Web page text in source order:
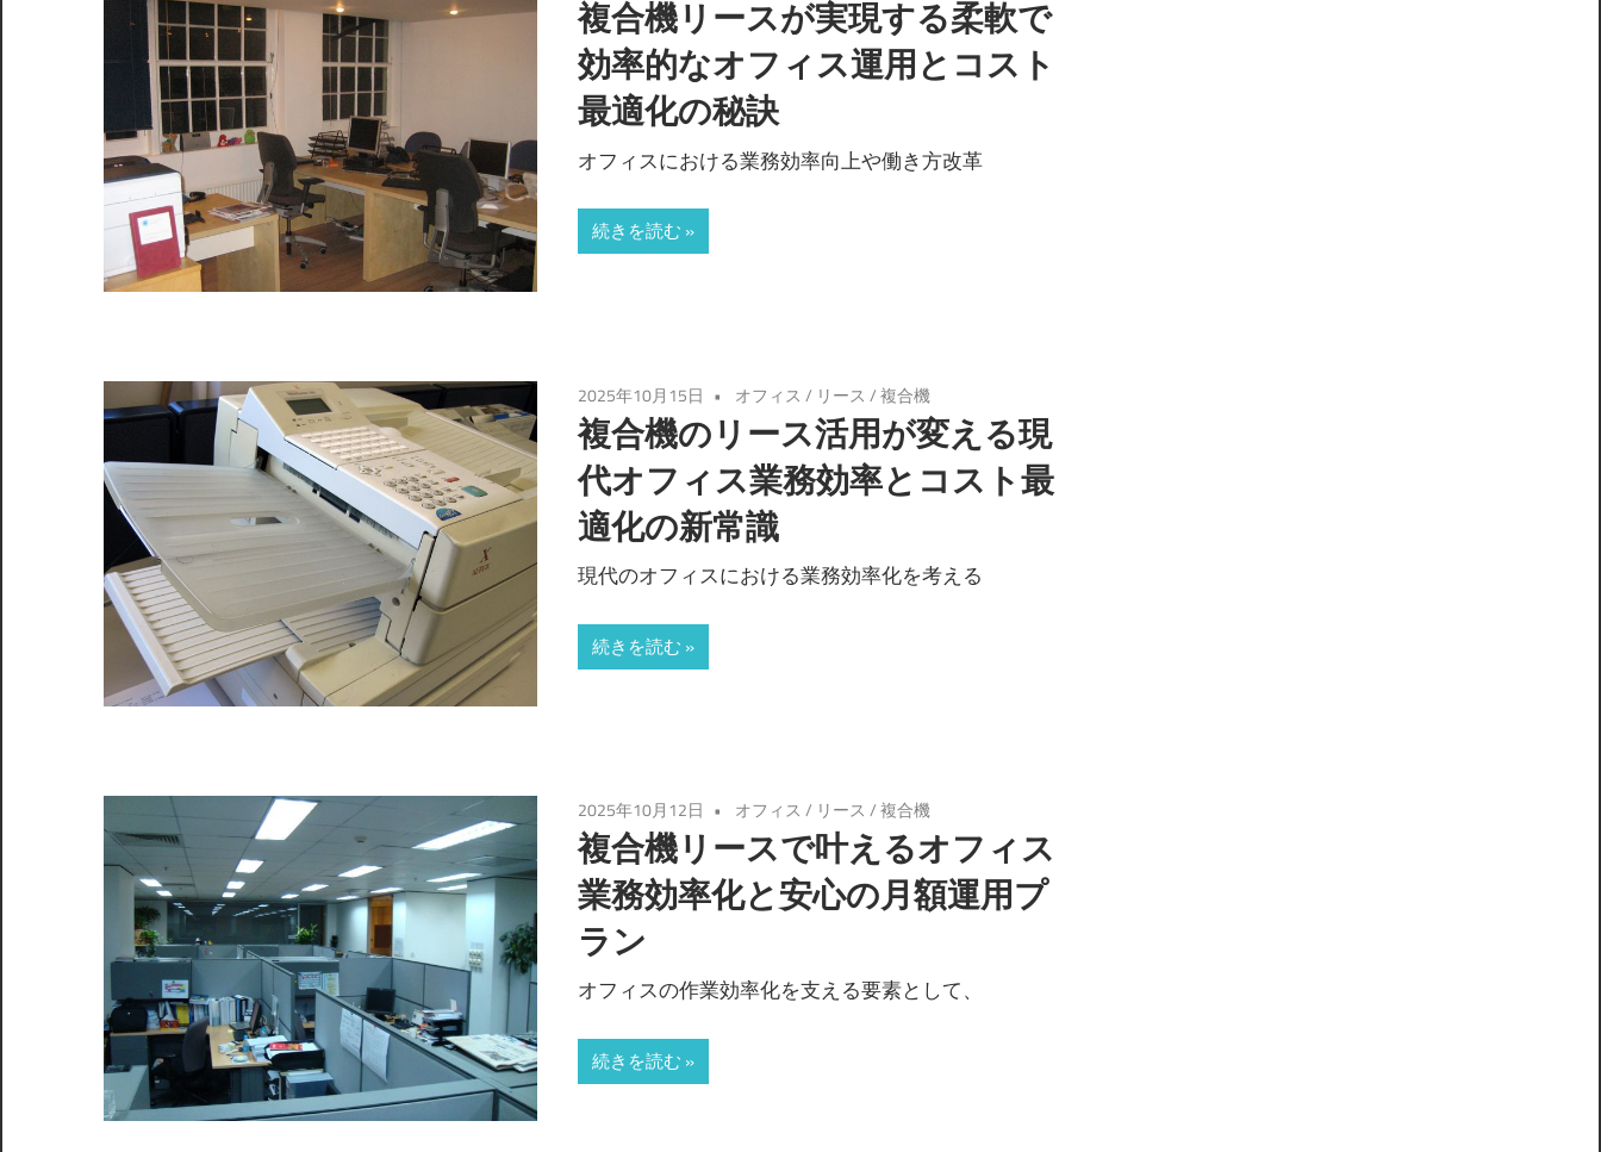
複合機リースが実現する柔軟で
効率的なオフィス運用とコスト
最適化の秘訣
オフィスにおける業務効率向上や働き方改革
続きを読む
2025年10月15日 オフィス / リース /複合機
複合機のリース活用が変える現
代オフィス業務効率とコスト最
適化の新常識
現代のオフィスにおける業務効率化を考える
続きを読む
2025年10月12日 オフィス / リース /複合機
複合機リースで叶えるオフィス
業務効率化と安心の月額運用プ
ラン
オフィスの作業効率化を支える要素として、
続きを読む